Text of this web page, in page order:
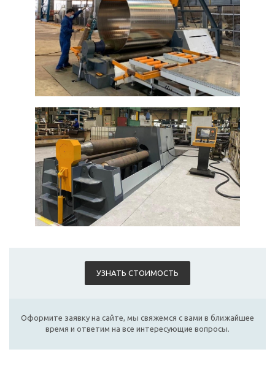
УЗНАТЬ СТОИМОСТЬ
Оформите заявку на сайте, мы свяжемся с вами в ближайшее
время и ответим на все интересующие вопросы.